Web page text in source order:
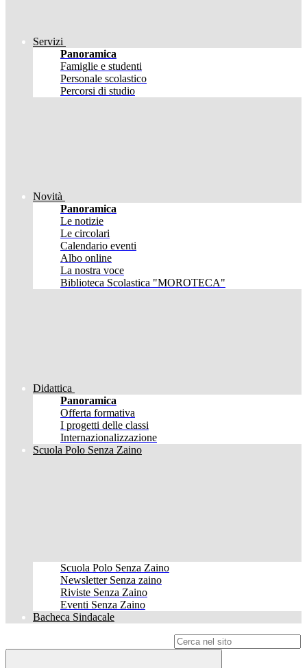
Servizi
Panoramica
Famiglie e studenti
Personale scolastico
Percorsi di studio
Novità
Panoramica
Le notizie
Le circolari
Calendario eventi
Albo online
La nostra voce
Biblioteca Scolastica "MOROTECA"
Didattica
Panoramica
Offerta formativa
I progetti delle classi
Internazionalizzazione
Scuola Polo Senza Zaino
Scuola Polo Senza Zaino
Newsletter Senza zaino
Riviste Senza Zaino
Eventi Senza Zaino
Bacheca Sindacale